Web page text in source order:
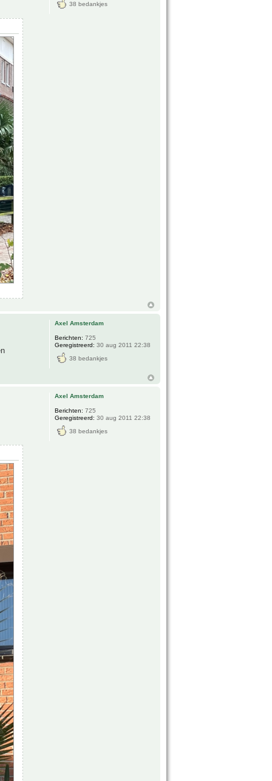
38 bedankjes
Axel Amsterdam
Berichten: 725
Geregistreerd: 30 aug 2011 22:38
38 bedankjes
Axel Amsterdam
Berichten: 725
Geregistreerd: 30 aug 2011 22:38
38 bedankjes